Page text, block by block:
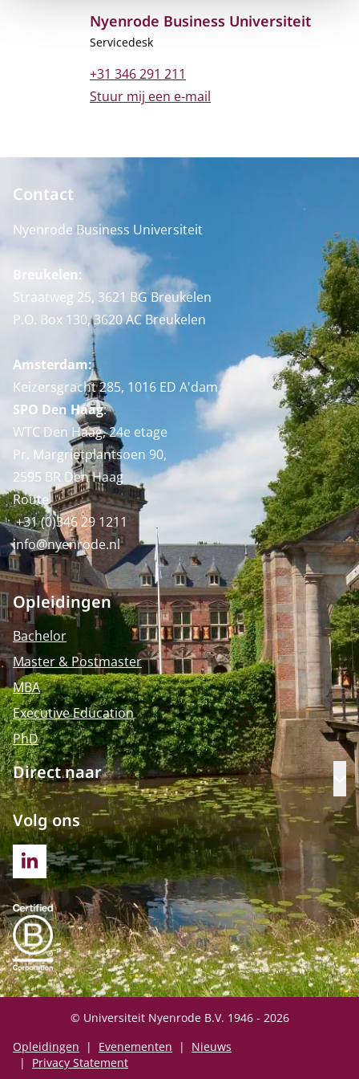
Nyenrode Business Universiteit
Functietitel
Servicedesk
Telefoonnummer
+31 346 291 211
E-mailadres
Stuur mij een e-mail
Contact
Nyenrode Business Universiteit
Breukelen:
Straatweg 25, 3621 BG Breukelen
P.O. Box 130, 3620 AC Breukelen
Amsterdam:
Keizersgracht 285, 1016 ED A'dam
SPO Den Haag:
WTC Den Haag, 24e etage
Pr. Margrietplantsoen 90,
2595 BR Den Haag
Route
+31 (0)346 29 1211
info@nyenrode.nl
Opleidingen
Bachelor
Master & Postmaster
MBA
Executive Education
PhD
Direct naar
Volg ons
LINKEDIN
© Universiteit Nyenrode B.V. 1946 - 2026
Opleidingen
Evenementen
Nieuws
Privacy Statement